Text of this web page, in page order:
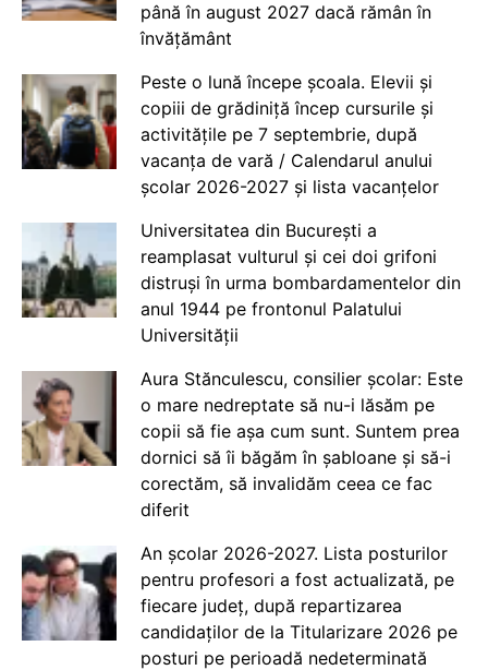
până în august 2027 dacă rămân în
învățământ
Peste o lună începe școala. Elevii și
copiii de grădiniță încep cursurile și
activitățile pe 7 septembrie, după
vacanța de vară / Calendarul anului
școlar 2026-2027 și lista vacanțelor
Universitatea din București a
reamplasat vulturul și cei doi grifoni
distruși în urma bombardamentelor din
anul 1944 pe frontonul Palatului
Universității
Aura Stănculescu, consilier școlar: Este
o mare nedreptate să nu-i lăsăm pe
copii să fie așa cum sunt. Suntem prea
dornici să îi băgăm în șabloane și să-i
corectăm, să invalidăm ceea ce fac
diferit
An școlar 2026-2027. Lista posturilor
pentru profesori a fost actualizată, pe
fiecare județ, după repartizarea
candidaților de la Titularizare 2026 pe
posturi pe perioadă nedeterminată